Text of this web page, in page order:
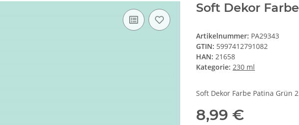
Soft Dekor
Artikelnummer: PA29343
GTIN: 5997412791082
HAN: 21658
Kategorie: 230 ml
Soft Dekor Farbe Patina Grün
8,99 €